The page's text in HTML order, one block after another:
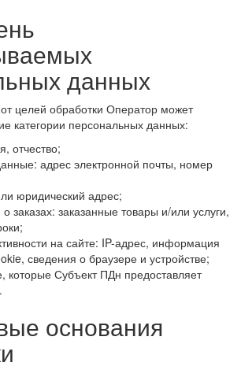
данных
целей обработки Оператор может
категории персональных данных:
отчество;
адрес электронной почты, номер
юридический адрес;
заказах: заказанные товары и/или услуги,
на сайте: IP-адрес, информация
сведения о браузере и устройстве;
которые Субъект ПДн предоставляет
основания